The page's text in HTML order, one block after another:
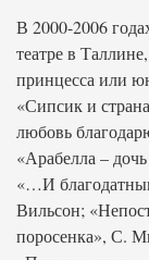
В 2000-2006
театре в
принцесса или
«Сипсик и
любовь
«Арабелла –
«…И
Вильсон;
поросенка», С.